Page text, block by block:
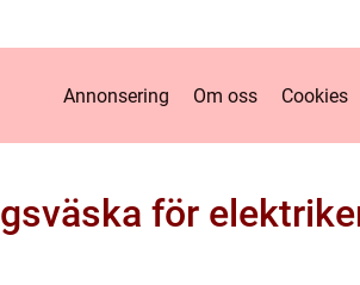
Annonsering Om oss Cookies
för